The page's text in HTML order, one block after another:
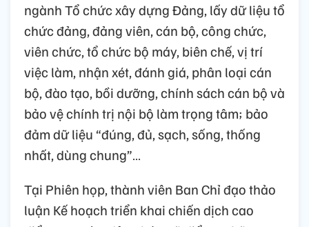
ngành Tổ chức xây dựng Đảng, lấy dữ liệu tổ
chức đảng, đảng viên, cán bộ, công chức,
viên chức, tổ chức bộ máy, biên chế, vị trí
việc làm, nhận xét, đánh giá, phân loại cán
bộ, đào tạo, bồi dưỡng, chính sách cán bộ và
bảo vệ chính trị nội bộ làm trọng tâm; bảo
đảm dữ liệu “đúng, đủ, sạch, sống, thống
nhất, dùng chung”…
Tại Phiên họp, thành viên Ban Chỉ đạo thảo
luận Kế hoạch triển khai chiến dịch cao